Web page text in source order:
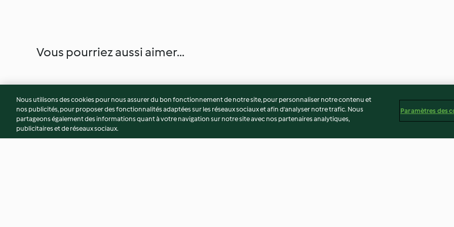
Vous pourriez aussi aimer...
Nous utilisons des cookies pour nous assurer du bon fonctionnement de notre site, pour personnaliser notre contenu et
nos publicités, pour proposer des fonctionnalités adaptées sur les réseaux sociaux et afin d’analyser notre trafic. Nous
partageons également des informations quant à votre navigation sur notre site avec nos partenaires analytiques,
publicitaires et de réseaux sociaux.
Paramètres des